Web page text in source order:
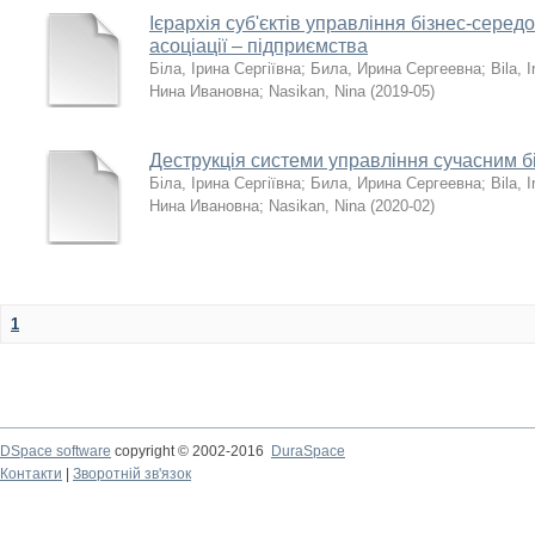
Ієрархія суб'єктів управління бізнес-
асоціації – підприємства
Біла, Ірина Сергіївна; Била, Ирина Сергеевна; Bila,
Нина Ивановна; Nasikan, Nina (2019-05)
Деструкція системи управління сучасним
Біла, Ірина Сергіївна; Била, Ирина Сергеевна; Bila,
Нина Ивановна; Nasikan, Nina (2020-02)
1
DSpace software copyright © 2002-2016
DuraSpace
Контакти
Зворотній зв'язок